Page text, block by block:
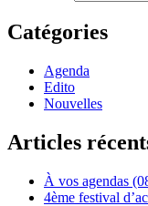
Catégories
Agenda
Edito
Nouvelles
Articles
À vos agendas
4ème festival